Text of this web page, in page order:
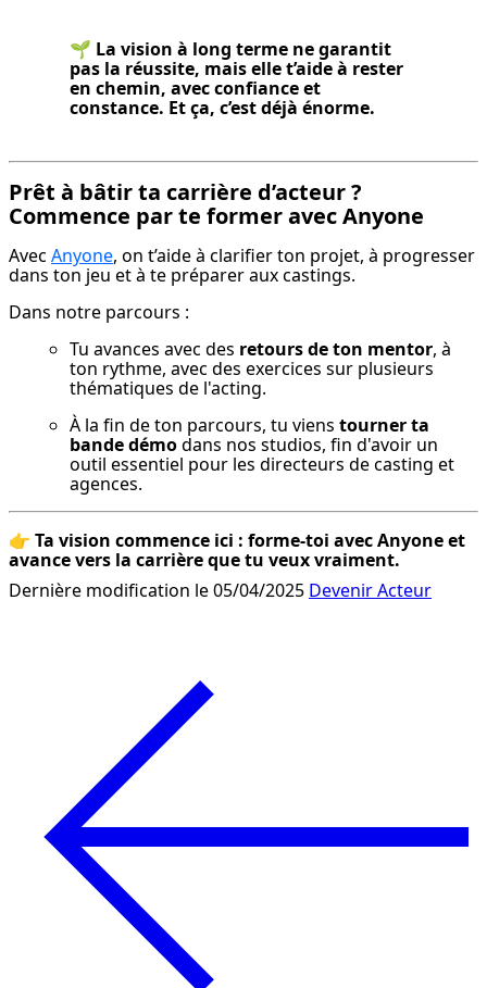
🌱 La vision à long terme ne garantit
pas la réussite, mais elle t’aide à rester
en chemin, avec confiance et
constance. Et ça, c’est déjà énorme.
Prêt à bâtir ta carrière d’acteur ?
Commence par te former avec Anyone
Avec Anyone, on t’aide à clarifier ton projet, à progresser
dans ton jeu et à te préparer aux castings.
Dans notre parcours :
Tu avances avec des retours de ton mentor, à
ton rythme, avec des exercices sur plusieurs
thématiques de l'acting.
À la fin de ton parcours, tu viens tourner ta
bande démo dans nos studios, fin d'avoir un
outil essentiel pour les directeurs de casting et
agences.
👉 Ta vision commence ici : forme-toi avec Anyone et
avance vers la carrière que tu veux vraiment.
Dernière modification le 05/04/2025 Devenir Acteur